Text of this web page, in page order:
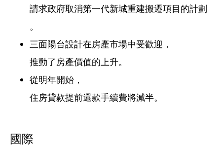
請求政府取消第一代新城重建搬遷項目的計劃
。
三面陽台設計在房產市場中受歡迎，
推動了房產價值的上升。
從明年開始，
住房貸款提前還款手續費將減半。
國際